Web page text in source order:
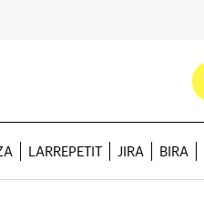
LARREPETIT JIRA BIRA